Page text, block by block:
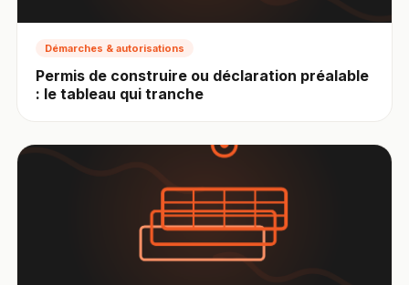
Démarches & autorisations
Permis de construire ou déclaration préalable
: le tableau qui tranche